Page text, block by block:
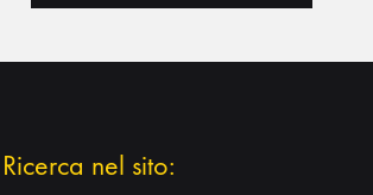
Ricerca nel sito: